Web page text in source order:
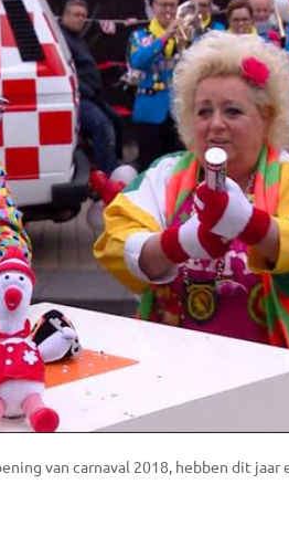
van carnaval 2018, hebben dit jaar